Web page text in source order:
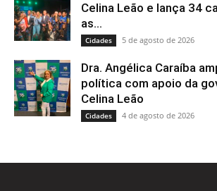
Celina Leão e lança 34
as...
Cidades 5 de agosto de 2026
Dra. Angélica Caraíba
política com apoio da
Celina Leão
Cidades 4 de agosto de 2026